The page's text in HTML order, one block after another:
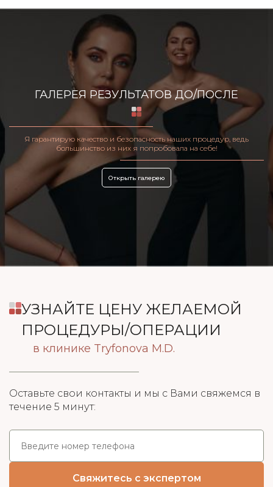
ГАЛЕРЕЯ РЕЗУЛЬТАТОВ ДО/ПОСЛЕ
Я гарантирую качество и безопасность наших процедур, ведь
большинство из них я попробовала на себе!
Открыть галерею
УЗНАЙТЕ ЦЕНУ ЖЕЛАЕМОЙ
ПРОЦЕДУРЫ/ОПЕРАЦИИ
в клинике Tryfonova M.D.
Оставьте свои контакты и мы с Вами свяжемся в
течение 5 минут: